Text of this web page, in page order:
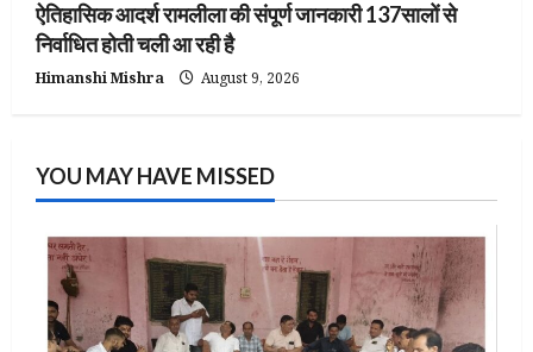
ऐतिहासिक आदर्श रामलीला की संपूर्ण जानकारी 137सालों से
निर्वाधित होती चली आ रही है
Himanshi Mishra August 9, 2026
YOU MAY HAVE MISSED